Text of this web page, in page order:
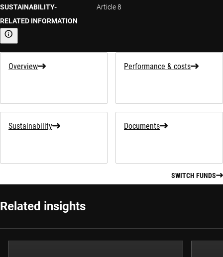
SUSTAINABILITY-
RELATED INFORMATION
Sustainability-related information
Article 8
Overview Performance & costs
Sustainability Documents
SWITCH FUNDS
Related insights